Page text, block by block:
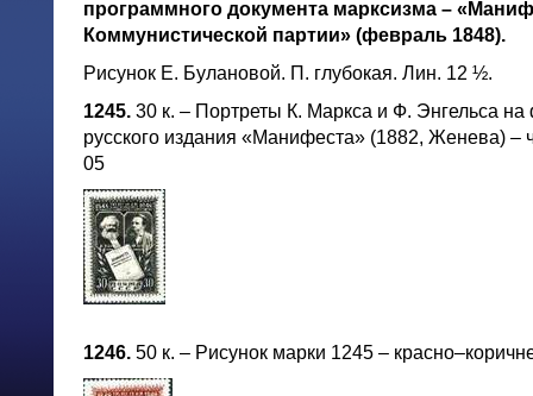
программного документа марксизма –
Коммунистической партии» (февраль 1848).
Рисунок Е. Булановой. П. глубокая. Лин. 12 ½.
1245. 30 к. – Портреты К. Маркса и Ф. Энгельса
русского издания «Манифеста» (1882, Женева)
05
1246. 50 к. – Рисунок марки 1245 –